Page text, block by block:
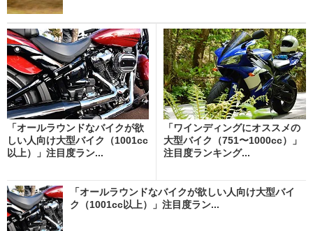
「オールラウンドなバイクが欲
しい人向け大型バイク（1001cc
以上）」注目度ラン...
「ワインディングにオススメの
大型バイク（751〜1000cc）」
注目度ランキング...
「オールラウンドなバイクが欲しい人向け大型バイ
ク（1001cc以上）」注目度ラン...